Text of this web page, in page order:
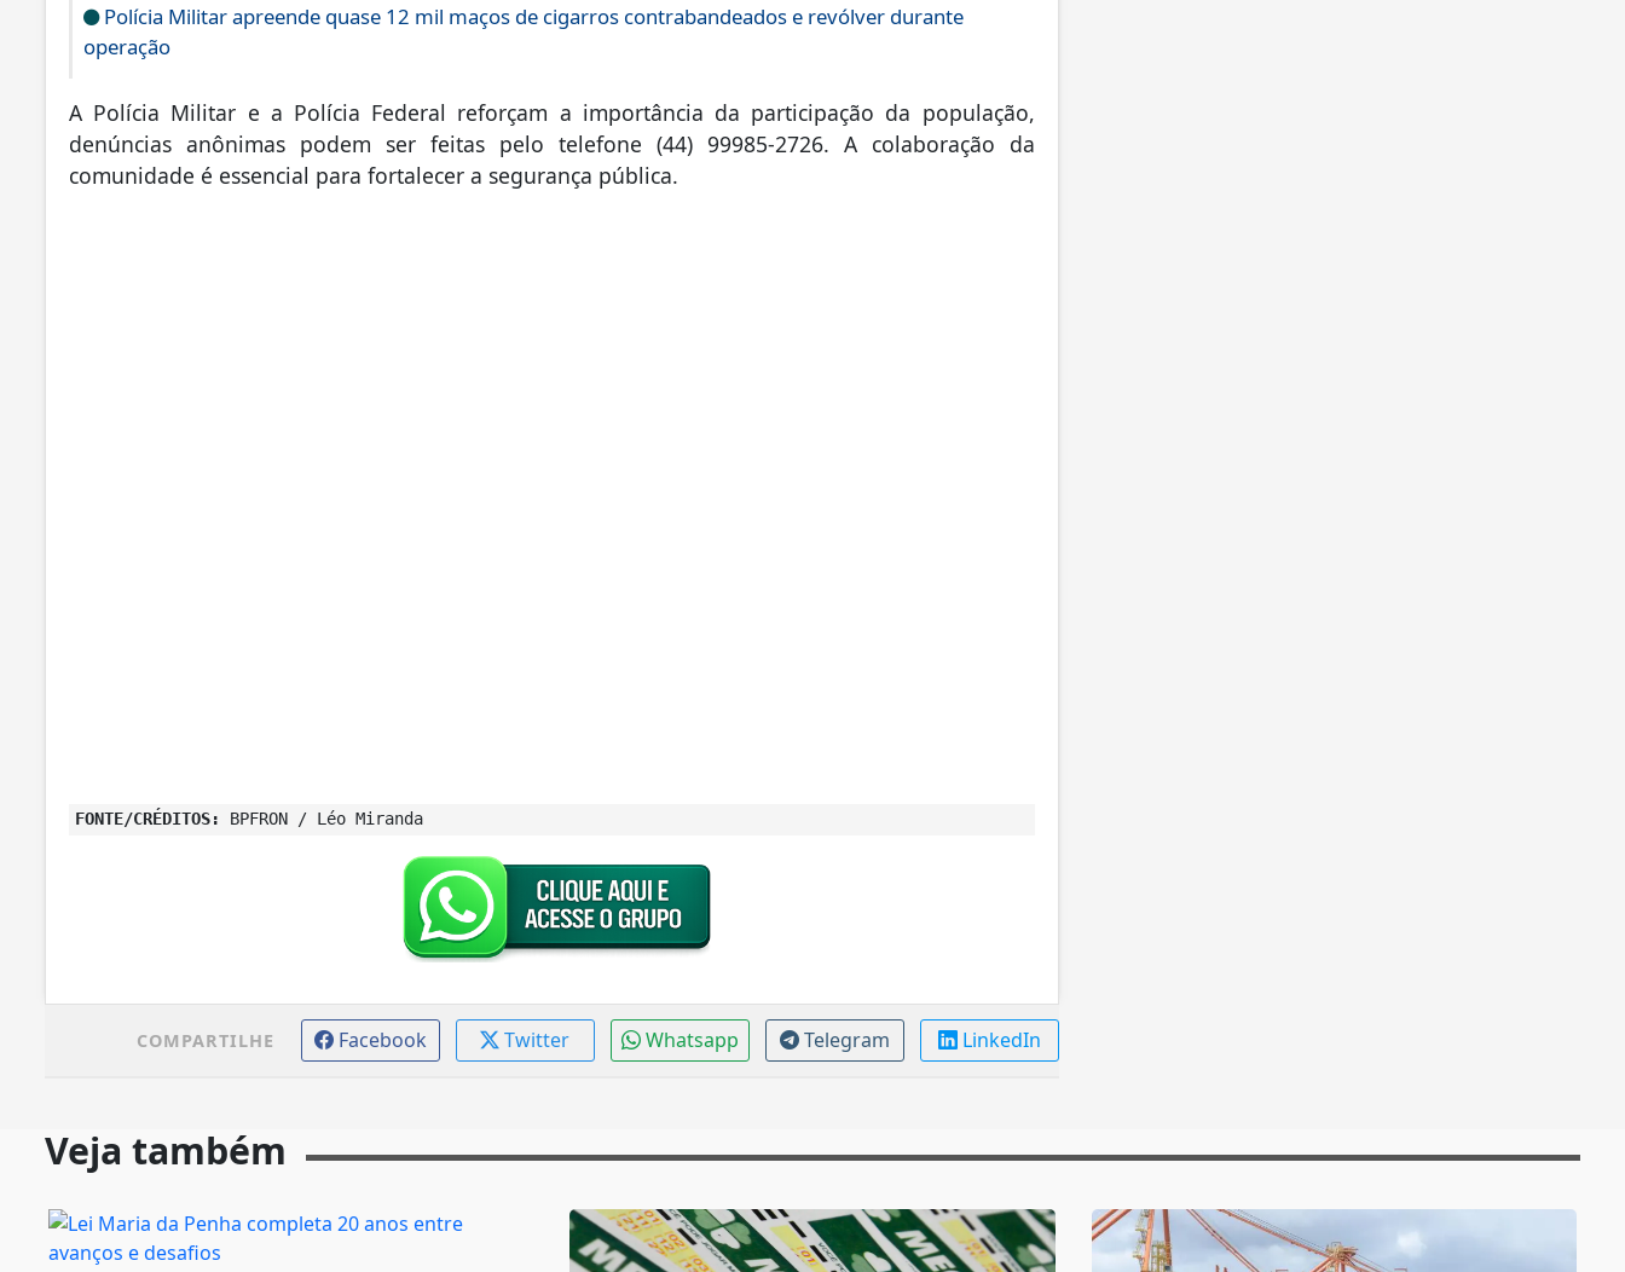
Polícia Militar apreende quase 12 mil maços de cigarros contrabandeados e revólver durante
operação
A Polícia Militar e a Polícia Federal reforçam a importância da participação da população,
denúncias anônimas podem ser feitas pelo telefone (44) 99985-2726. A colaboração da
comunidade é essencial para fortalecer a segurança pública.
FONTE/CRÉDITOS: BPFRON / Léo Miranda
COMPARTILHE Facebook Twitter Whatsapp Telegram LinkedIn
Veja também